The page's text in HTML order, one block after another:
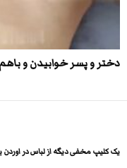
دختر و پسر خوابیدن و
یک کلیپ مخفی دیگه از لباس در اوردن